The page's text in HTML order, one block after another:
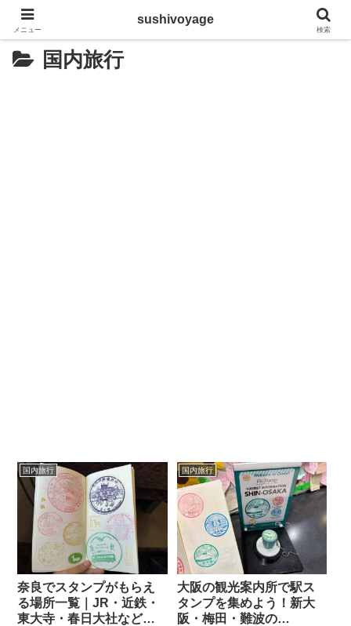
国内旅行
国内旅行
奈良でスタンプがもらえ
る場所一覧｜JR・近鉄・
東大寺・春日大社など全
国内旅行
大阪の観光案内所で駅ス
タンプを集めよう！新大
阪・梅田・難波の
メニュー
sushivoyage
検索